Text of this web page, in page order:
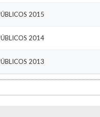
2015
2014
2013